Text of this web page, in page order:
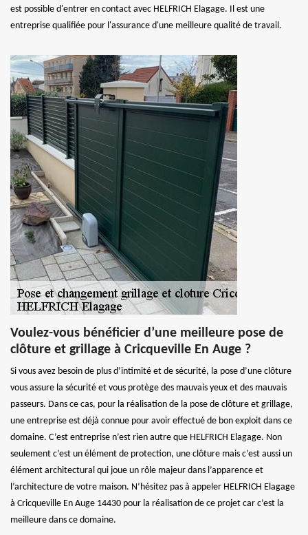
est possible d'entrer en contact avec HELFRICH Elagage. Il est une
entreprise qualifiée pour l'assurance d'une meilleure qualité de travail.
Voulez-vous bénéficier d’une meilleure pose de
clôture et grillage à Cricqueville En Auge ?
Si vous avez besoin de plus d’intimité et de sécurité, la pose d’une clôture
vous assure la sécurité et vous protège des mauvais yeux et des mauvais
passeurs. Dans ce cas, pour la réalisation de la pose de clôture et grillage,
une entreprise est déjà connue pour avoir effectué de bon exploit dans ce
domaine. C’est entreprise n’est rien autre que HELFRICH Elagage. Non
seulement c’est un élément de protection, une clôture mais c’est aussi un
élément architectural qui joue un rôle majeur dans l’apparence et
l’architecture de votre maison. N’hésitez pas à appeler HELFRICH Elagage
à Cricqueville En Auge 14430 pour la réalisation de ce projet car c’est la
meilleure dans ce domaine.